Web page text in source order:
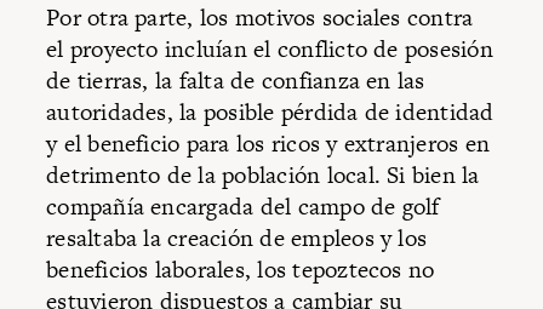
Por otra parte, los motivos sociales contra
el proyecto incluían el conflicto de posesión
de tierras, la falta de confianza en las
autoridades, la posible pérdida de identidad
y el beneficio para los ricos y extranjeros en
detrimento de la población local. Si bien la
compañía encargada del campo de golf
resaltaba la creación de empleos y los
beneficios laborales, los tepoztecos no
estuvieron dispuestos a cambiar su